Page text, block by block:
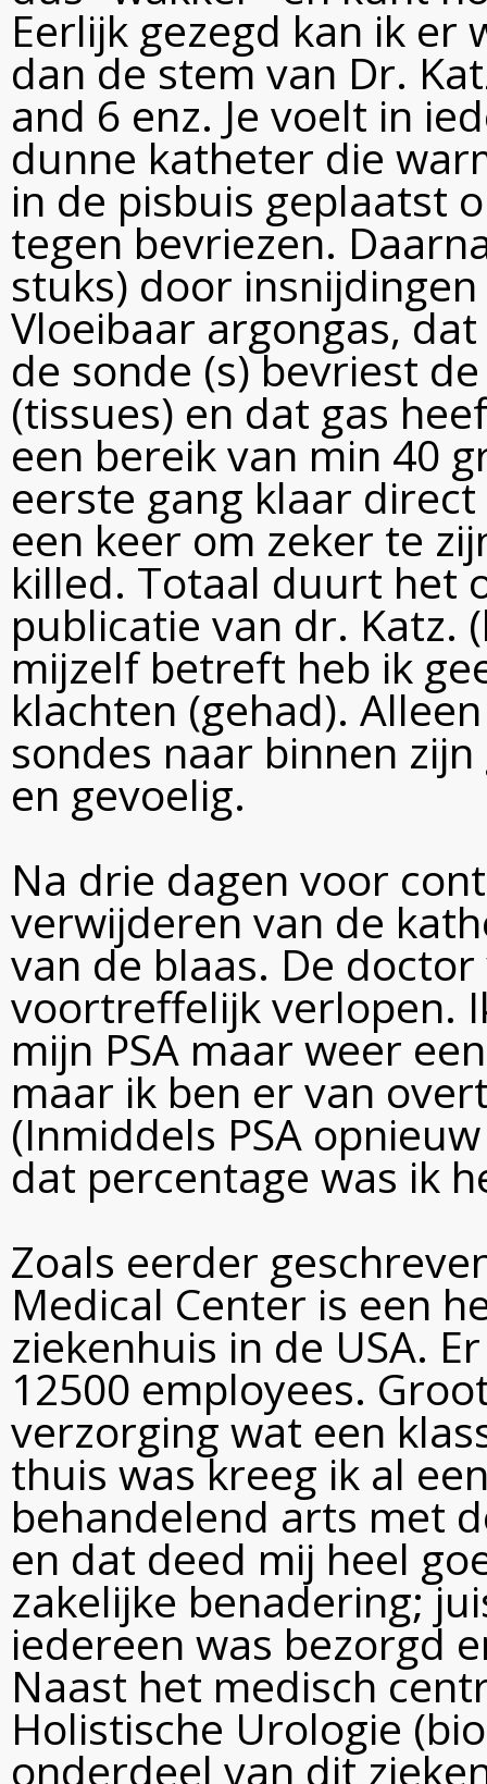
Eerlijk gezegd kan ik
dan de stem van Dr.
and 6 enz. Je voelt in
dunne katheter die
in de pisbuis geplaatst
tegen bevriezen.
stuks) door
Vloeibaar argongas,
de sonde (s) bevriest
(tissues) en dat gas
een bereik van min 40
eerste gang klaar
een keer om zeker te
killed. Totaal duurt het
publicatie van dr. Katz.
mijzelf betreft heb ik
klachten (gehad).
sondes naar binnen
en gevoelig.
Na drie dagen voor
verwijderen van de
van de blaas. De
voortreffelijk verlopen.
mijn PSA maar weer
maar ik ben er van
(Inmiddels PSA
dat percentage was ik
Zoals eerder
Medical Center is een
ziekenhuis in de USA.
12500 employees.
verzorging wat een
thuis was kreeg ik al
behandelend arts met
en dat deed mij heel
zakelijke benadering;
iedereen was bezorgd
Naast het medisch
Holistische Urologie
onderdeel van dit